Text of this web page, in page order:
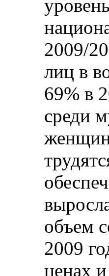
2009/
лиц в
69% в
среди
объем
2009
ценах